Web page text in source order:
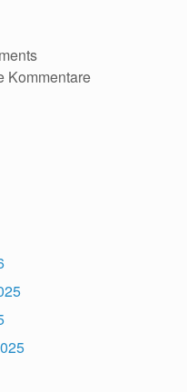
Kommentare